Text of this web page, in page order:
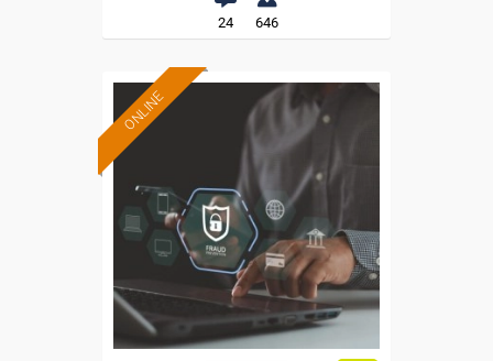
24 646
ONLINE